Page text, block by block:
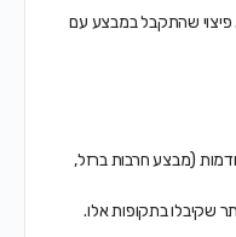
פיצוי צפוי מחושב-40,000 ₪. פיצוי שהתקבל במבצע עם
(מבצע חרבות ברזל,
שקיבלו בתקופות אלו.